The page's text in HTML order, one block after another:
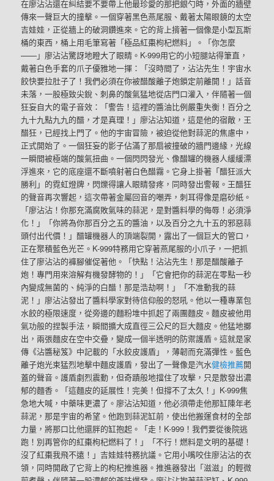
在廖沾沾還在糾結要不要帶上他最珍愛的那把銀勺時，外面的牆壁
傳來一聲巨大的撞擊。一個穿著黑色燕尾服、戴著太陽眼鏡的太空
吉娃娃，正從牆上的破洞鑽進來。它的背上揹著一個像是小型瓦斯
桶的東西，桶上用毛筆寫著「極品紅棗枸杞燃料」。「你怎麼
——」廖沾沾驚訝地瞪大了眼睛。K-999用它的小短腿站得筆直，
戴著白色手套的爪子優雅地一揮：「沒時間了，沾沾先生！宇宙水
餃快要拉肚子了！我們必須在你被醋酸離子炮鎖定前離開！」話音
未落，一股極致尖銳、刺鼻的酸氣猛地從店門口灌入，伴隨著一個
狂妄自大的電子音效：「警告！這裡的醬油比例嚴重失衡！百分之
九十九點九九的醋，才是真理！」廖沾沾知道，這是他的宿敵，王
醋狂，已經找上門了。他的宇宙冒險，被迫從他對蒜泥的焦慮中，
正式開始了。一個狂妄的影子佔滿了那扇被撞破的牆門邊緣，光線
一瞬間被極端的酸氣扭曲。一個閃閃發光、像醋罐的機器人緩緩漂
浮進來，它的底座還不斷噴射著白色醋霧。它身上掛著「醋狂派大
勝利」的霓虹燈牌，閃爍得讓人眼睛發疼，同時發出警報。王醋狂
的聲音再次響起，這次帶著金屬回音的嘲弄，刺耳得像是磨砂紙。
「廖沾沾！你那充滿腐敗氣味的蒜泥，是對醬料學的侮辱！必須淨
化！」「你將為你那百分之五的醬油，以及百分之九十五的邪惡蒜
頭付出代價！」醋罐機器人的頂端裂開，露出了一個巨大的管口，
正在聚積藍色光芒。K-999特務用它穿著燕尾服的小爪子，一把抓
住了廖沾沾的褲腳催促著他。「快點！沾沾先生！那是醋酸離子
炮！專門用來溶解有機發酵物的！」「它會把你的蒜泥在零點一秒
內變成無菌的、純淨的白醋！那是浩劫啊！」「不准動我的蒜
泥！」廖沾沾發出了醬料學家對待信仰般的怒吼。他以一種專業包
水餃的極限速度，從旁邊的麵粉堆中抓起了兩團麵皮。麵皮被他用
氣功般的捏製手法，瞬間擴大成直徑三公尺的巨大麵皮。他猛地擲
出，兩張麵皮在空中交疊，變成一個半透明的防禦護盾。這就是家
傳《沾醬秘笈》中記載的「水餃皮護盾」，薄韌而充滿彈性。藍色
離子炮光束猛烈地擊中麵皮護盾，發出了一聲像是汽水健檢推薦開
蓋的聲音。護盾劇烈震動，但奇蹟般地擋住了攻擊，只是散發出濃
郁的麵香。「這麵皮的延展性！完美！但撐不了太久！」K-999焦
急地大喊，中藥味更濃了。廖沾沾知道，他必須帶走他那缸陳年老
蒜泥，那是宇宙的希望。他跑到蒜泥缸前，使出他搬運食材的全部
力量，將那口比他還胖的缸抱起。「走！K-999！我們要從後院逃
跑！別再管你的紅棗枸杞燃料了！」「不行！燃料是文明的基礎！
沒了紅棗我飛不遠！」吉娃娃特務抗議。它用小嘴咬住廖沾沾的衣
領，同時開啟了它背上的枸杞推進器。推進器發出「滋滋」的輕微